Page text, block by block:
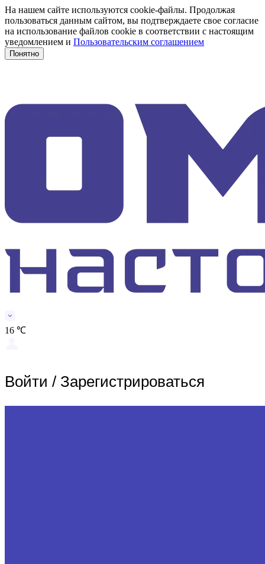
На нашем сайте используются cookie-файлы. Продолжая
пользоваться данным сайтом, вы подтверждаете свое согласие
на использование файлов cookie в соответствии с настоящим
уведомлением и Пользовательским соглашением
Понятно
16 ℃
Войти / Зарегистрироваться